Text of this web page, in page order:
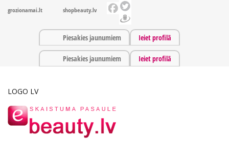
grozionamai.lt shopbeauty.lv
Piesakies jaunumiem Ieiet profilā
Piesakies jaunumiem Ieiet profilā
LOGO LV